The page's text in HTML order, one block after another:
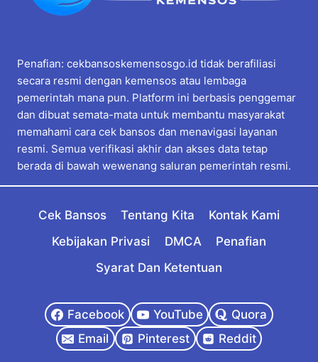
Penafian: cekbansoskemensosgo.id tidak berafiliasi
secara resmi dengan kemensos atau lembaga
pemerintah mana pun. Platform ini berbasis penggemar
dan dibuat semata-mata untuk membantu masyarakat
memahami cara cek bansos dan menavigasi layanan
resmi. Semua verifikasi akhir dan akses data tetap
berada di bawah wewenang saluran pemerintah resmi.
Cek Bansos Tentang Kita
Kontak Kami
Kebijakan Privasi
DMCA
Penafian
Syarat Dan Ketentuan
Facebook YouTube
Quora
Email
Pinterest Reddit